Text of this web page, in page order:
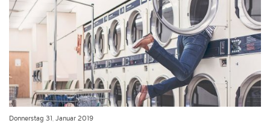
Donnerstag 31, Januar 2019